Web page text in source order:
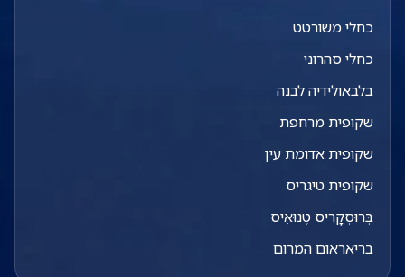
כחלי משורטט
כחלי סהרוני
בלבאולידיה לבנה
שקופית מרחפת
שקופית אדומת עין
שקופית טיגריס
בְּרוּסְקָרִיס טֶנוּאִיס
בריאראום המרום